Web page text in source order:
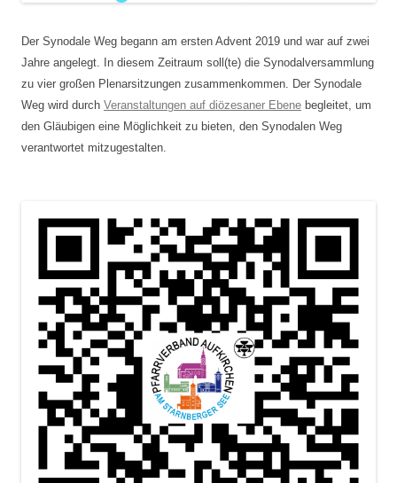
Der Synodale Weg begann am ersten Advent 2019 und war auf zwei
Jahre angelegt. In diesem Zeitraum soll(te) die Synodalversammlung
zu vier großen Plenarsitzungen zusammenkommen. Der Synodale
Weg wird durch Veranstaltungen auf diözesaner Ebene begleitet, um
den Gläubigen eine Möglichkeit zu bieten, den Synodalen Weg
verantwortet mitzugestalten.